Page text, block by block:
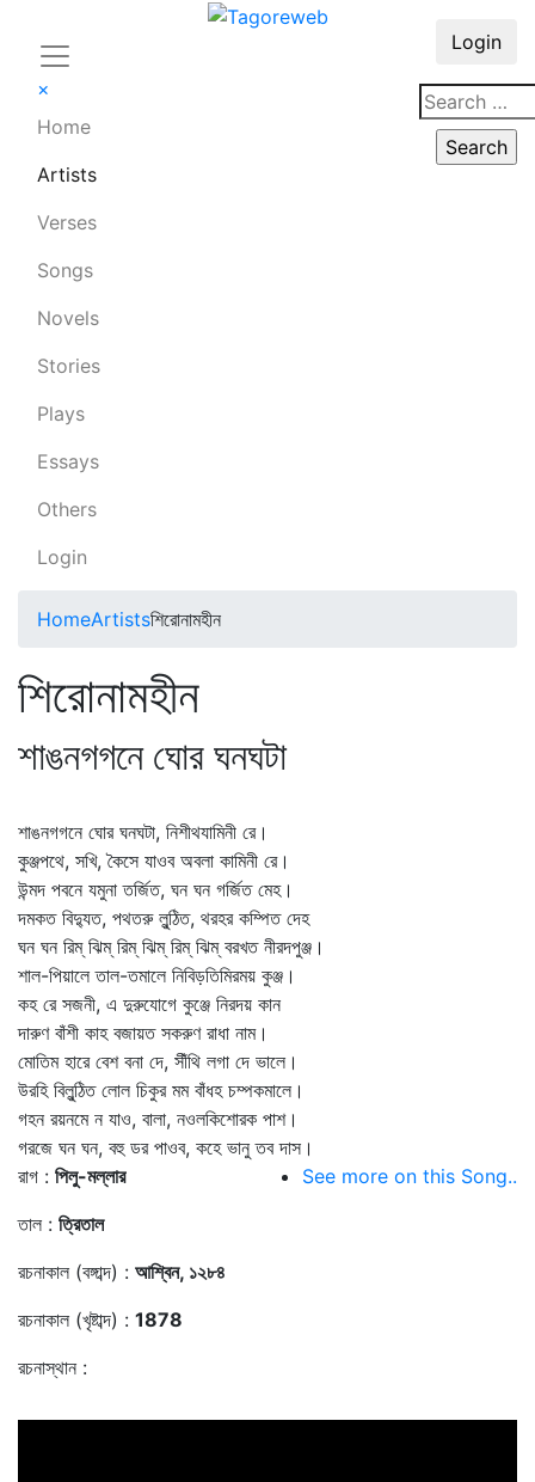
×
Home
Artists
Verses
Songs
Novels
Stories
Plays
Essays
Others
Login
Login
HomeArtistsশিরোনামহীন
শিরোনামহীন
শাঙনগগনে ঘোর ঘনঘটা
শাঙনগগনে ঘোর ঘনঘটা, নিশীথযামিনী রে।
কুঞ্জপথে, সখি, কৈসে যাওব অবলা কামিনী রে।
উন্মদ পবনে যমুনা তর্জিত, ঘন ঘন গর্জিত মেহ।
দমকত বিদ্যুত, পথতরু লুন্ঠিত, থরহর কম্পিত দেহ
ঘন ঘন রিম্‌ ঝিম্‌ রিম্‌ ঝিম্‌ রিম্‌ ঝিম্‌ বরখত নীরদপুঞ্জ।
শাল-পিয়ালে তাল-তমালে নিবিড়তিমিরময় কুঞ্জ।
কহ রে সজনী, এ দুরুযোগে কুঞ্জে নিরদয় কান
দারুণ বাঁশী কাহ বজায়ত সকরুণ রাধা নাম।
মোতিম হারে বেশ বনা দে, সীঁথি লগা দে ভালে।
উরহি বিলুন্ঠিত লোল চিকুর মম বাঁধহ চম্পকমালে।
গহন রয়নমে ন যাও, বালা, নওলকিশোরক পাশ।
গরজে ঘন ঘন, বহু ডর পাওব, কহে ভানু তব দাস।
রাগ : পিলু-মল্লার
তাল : ত্রিতাল
রচনাকাল (বঙ্গাব্দ) : আশ্বিন, ১২৮৪
রচনাকাল (খৃষ্টাব্দ) : 1878
রচনাস্থান :
See more on this Song..